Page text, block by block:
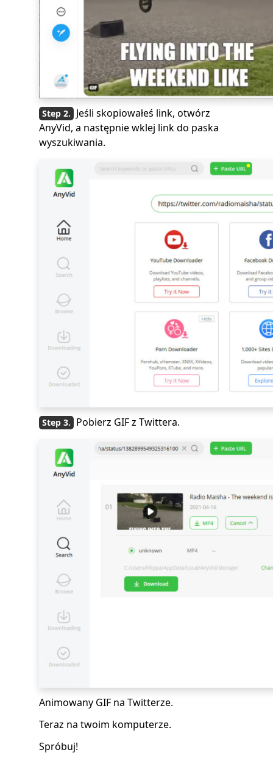
Jeśli skopiowałeś link, otwórz
AnyVid, a następnie wklej link do paska
wyszukiwania.
Pobierz GIF z Twittera.
Animowany GIF na Twitterze.
Teraz na twoim komputerze.
Spróbuj!